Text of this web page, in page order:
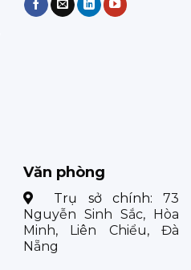
Văn phòng
Trụ sở chính: 73
Nguyễn Sinh Sắc, Hòa
Minh, Liên Chiểu, Đà
Nẵng